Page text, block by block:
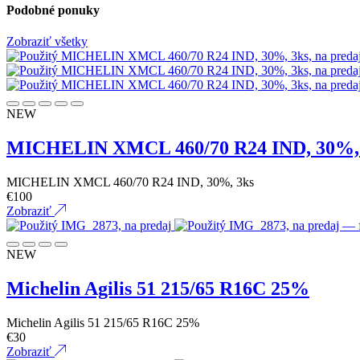
Podobné ponuky
Zobraziť všetky
NEW
MICHELIN XMCL 460/70 R24 IND,
MICHELIN XMCL 460/70 R24 IND, 30%, 3ks
€100
Zobraziť
NEW
Michelin Agilis 51 215/65 R16C 25%
Michelin Agilis 51 215/65 R16C 25%
€30
Zobraziť